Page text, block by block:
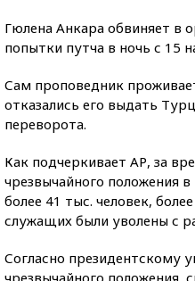
Гюлена Анкара обвиняет в
попытки путча в ночь с 15
Сам проповедник
отказались его выдать
переворота.
Как подчеркивает АР, за
чрезвычайного положения
более 41 тыс. человек,
служащих были уволены с
Согласно президентскому
чрезвычайного положения,